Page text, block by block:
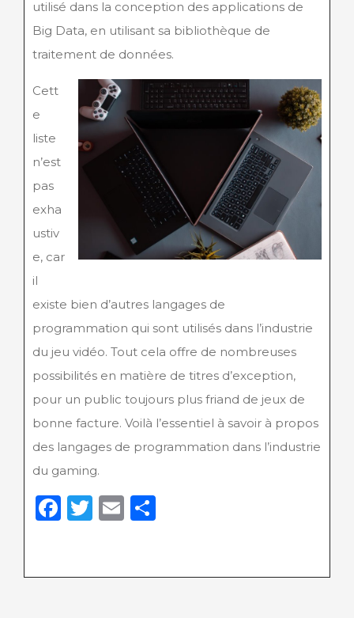
utilisé dans la conception des applications de
Big Data, en utilisant sa bibliothèque de
traitement de données.
Cett
e
liste
n’est
pas
exha
ustiv
e, car
il
existe bien d’autres langages de
programmation qui sont utilisés dans l’industrie
du jeu vidéo. Tout cela offre de nombreuses
possibilités en matière de titres d’exception,
pour un public toujours plus friand de jeux de
bonne facture. Voilà l’essentiel à savoir à propos
des langages de programmation dans l’industrie
du gaming.
F
e
T
te
E
l
g